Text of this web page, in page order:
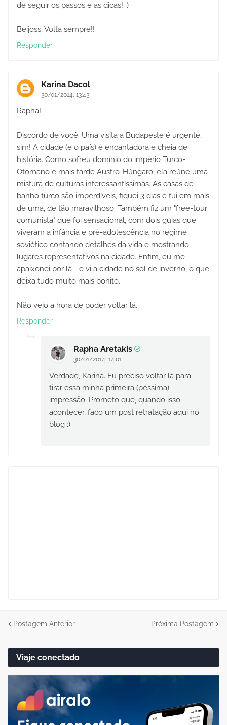
de seguir os passos e as dicas! :)
Beijoss, Volta sempre!!
Responder
Karina Dacol
30/01/2014, 13:43
Rapha!
Discordo de você. Uma visita a Budapeste é urgente,
sim! A cidade (e o país) é encantadora e cheia de
história. Como sofreu domínio do império Turco-
Otomano e mais tarde Austro-Húngaro, ela reúne uma
mistura de culturas interessantíssimas. As casas de
banho turco são imperdíveis, fiquei 3 dias e fui em mais
de uma, de tão maravilhoso. Também fiz um "free-tour
comunista" que foi sensacional, com dois guias que
viveram a infância e pré-adolescência no regime
soviético contando detalhes da vida e mostrando
lugares representativos na cidade. Enfim, eu me
apaixonei por lá - e vi a cidade no sol de inverno, o que
deixa tudo muito mais bonito.
Não vejo a hora de poder voltar lá.
Responder
Rapha Aretakis
30/01/2014, 14:01
Verdade, Karina. Eu preciso voltar lá para
tirar essa minha primeira (péssima)
impressão. Prometo que, quando isso
acontecer, faço um post retratação aqui no
blog :)
Postagem Anterior Próxima Postagem
Viaje conectado